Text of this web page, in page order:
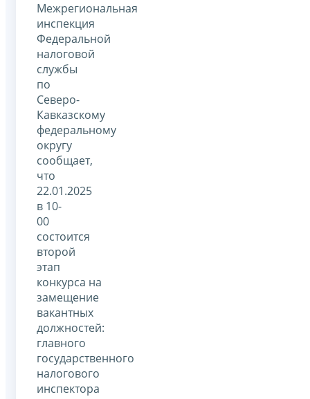
Межрегиональная
инспекция
Федеральной
налоговой
службы
по
Северо-
Кавказскому
федеральному
округу
сообщает,
что
22.01.2025
в 10-
00
состоится
второй
этап
конкурса на
замещение
вакантных
должностей:
главного
государственного
налогового
инспектора